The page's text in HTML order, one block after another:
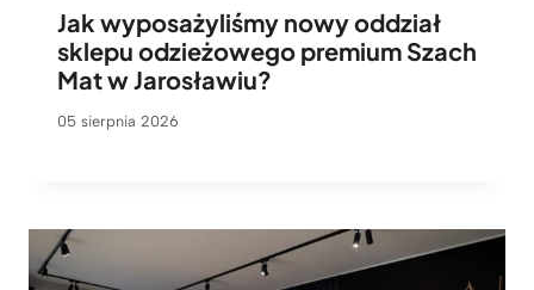
Jak wyposażyliśmy nowy oddział
sklepu odzieżowego premium Szach
Mat w Jarosławiu?
05 sierpnia 2026